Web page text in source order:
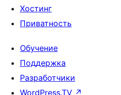
Хостинг
Приватность
Обучение
Поддержка
Разработчики
WordPress.TV ↗